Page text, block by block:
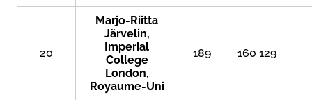
20
Marjo-Riitta
Järvelin,
Imperial
College
London,
Royaume-Uni
189 160 129